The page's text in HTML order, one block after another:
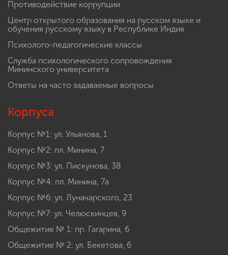
Противодействие коррупции
Центр открытого образования на русском языке и
обучения русскому языку в Республике Индия
Психолого-педагогические классы
Служба психологического сопровождения
Мининского университета
Ответы на часто задаваемые вопросы
Корпуса
Корпус №1: ул. Ульянова, 1
Корпус №2: пл. Минина, 7
Корпус №3: ул. Пискунова, 38
Корпус №4: пл. Минина, 7а
Корпус №6: ул. Луначарского, 23
Корпус №7: ул. Челюскинцев, 9
Общежитие № 1: пр. Гагарина, 6
Общежитие № 2: ул. Бекетова, 6